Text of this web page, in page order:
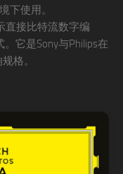
下使用。
直接比特流数字编
。它是Sony与Philips在
格。